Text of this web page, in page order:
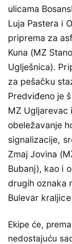
ulicama
Luja Pastera i
priprema za
Kuna (MZ
Uglješnica).
za pešačku
Predviđeno je
MZ Ugljarevac
obeležavanje
signalizacije,
Zmaj Jovina
Bubanj), kao i
drugih oznaka
Bulevar
Ekipe će,
nedostajuću